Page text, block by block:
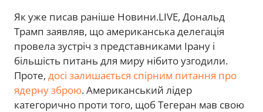
Як уже писав раніше Новини.LIVE, Дональд
Трамп заявляв, що американська делегація
провела зустріч з представниками Ірану і
більшість питань для миру нібито узгодили.
Проте, досі залишається спірним питання про
ядерну зброю. Американський лідер
категорично проти того, щоб Тегеран мав свою